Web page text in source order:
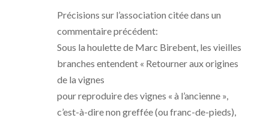
Précisions sur l’association citée dans un
commentaire précédent:
Sous la houlette de Marc Birebent, les vieilles
branches entendent « Retourner aux origines
de la vignes
pour reproduire des vignes « à l’ancienne »,
c’est-à-dire non greffée (ou franc-de-pieds),